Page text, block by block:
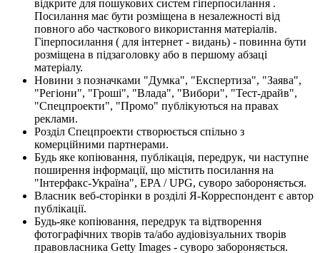
відкрите для пошукових систем гіперпосилання .
Посилання має бути розміщена в незалежності від
повного або часткового використання матеріалів.
Гіперпосилання ( для інтернет - видань) - повинна бути
розміщена в підзаголовку або в першому абзаці
матеріалу.
Новини з позначками "Думка", "Експертиза", "Заява",
"Регіони", "Гроші", "Влада", "Вибори", "Тест-драйв",
"Спецпроекти", "Промо" публікуються на правах
реклами.
Розділ Спецпроекти створюється спільно з
комерційними партнерами.
Будь яке копіювання, публікація, передрук, чи наступне
поширення інформації, що містить посилання на
"Інтерфакс-Україна", EPA / UPG, суворо забороняється.
Власник веб-сторінки в розділі Я-Корреспондент є автор
публікації.
Будь-яке копіювання, передрук та відтворення
фотографічних творів та/або аудіовізуальних творів
правовласника Getty Images - суворо забороняється.